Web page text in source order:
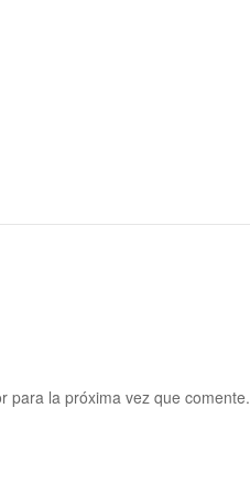
para la próxima vez que comente.